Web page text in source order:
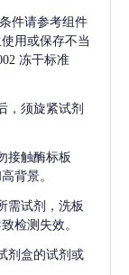
件请参考组件
用或保存不当
冻干标准
，须旋紧试剂
接触酶标板
背景。
需试剂，洗板
检测失效。
剂盒的试剂或